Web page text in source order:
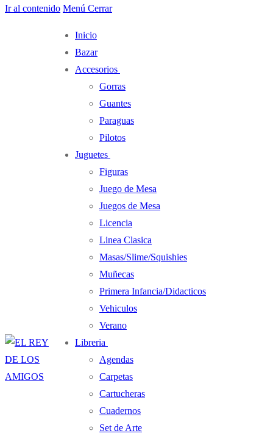
Ir al contenido Menú Cerrar
Inicio
Bazar
Accesorios
Gorras
Guantes
Paraguas
Pilotos
Juguetes
Figuras
Juego de Mesa
Juegos de Mesa
Licencia
Linea Clasica
Masas/Slime/Squishies
Muñecas
Primera Infancia/Didacticos
Vehiculos
Verano
Libreria
Agendas
Carpetas
Cartucheras
Cuadernos
Set de Arte